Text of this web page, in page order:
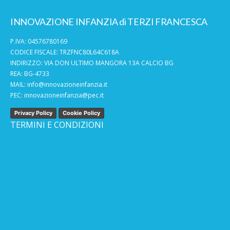
INNOVAZIONE INFANZIA di TERZI FRANCESCA
P.IVA: 04576780169
CODICE FISCALE: TRZFNC80L64C618A
INDIRIZZO: VIA DON ULTIMO MANGORA 13A CALCIO BG
REA: BG-4733
MAIL: info@innovazioneinfanzia.it
PEC: innovazioneinfanzia@pec.it
Privacy Policy Cookie Policy
TERMINI E CONDIZIONI